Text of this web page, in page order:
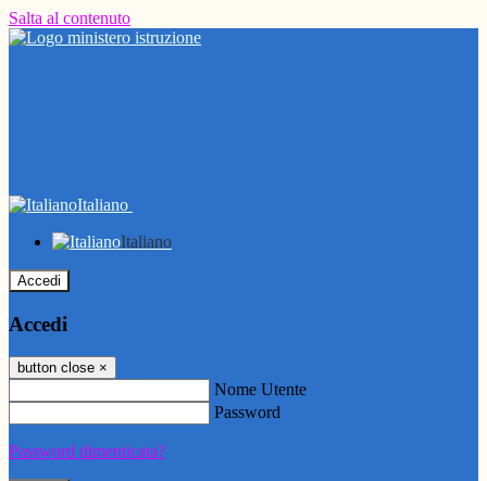
Salta al contenuto
Italiano
Italiano
Accedi
Accedi
button close ×
Nome Utente
Password
Password dimenticata?